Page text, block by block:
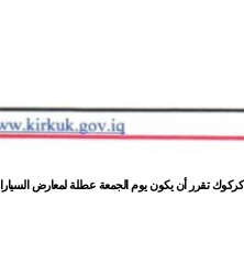
كركوك تقرر أن يكون يوم الجمعة عطلة لمعارض